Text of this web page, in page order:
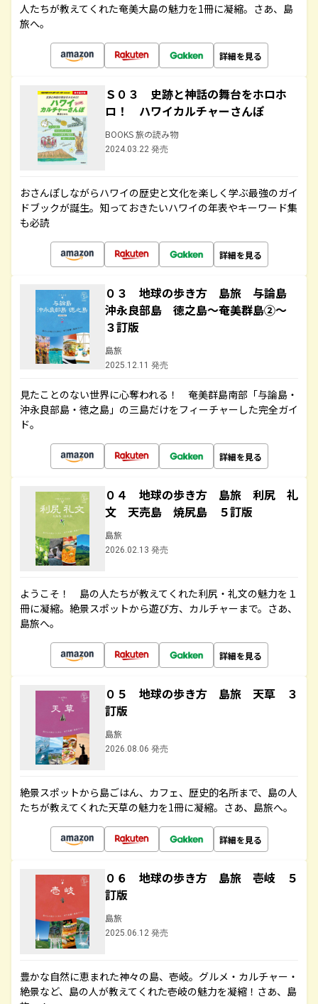
人たちが教えてくれた奄美大島の魅力を1冊に凝縮。さあ、島
旅へ。
詳細を見る
Ｓ０３ 史跡と神話の舞台をホロホ
ロ！ ハワイカルチャーさんぽ
BOOKS 旅の読み物
2024.03.22 発売
おさんぽしながらハワイの歴史と文化を楽しく学ぶ最強のガイ
ドブックが誕生。知っておきたいハワイの年表やキーワード集
も必読
詳細を見る
０３ 地球の歩き方 島旅 与論島
沖永良部島 徳之島～奄美群島②～
３訂版
島旅
2025.12.11 発売
見たことのない世界に心奪われる！ 奄美群島南部「与論島・
沖永良部島・徳之島」の三島だけをフィーチャーした完全ガイ
ド。
詳細を見る
０４ 地球の歩き方 島旅 利尻 礼
文 天売島 焼尻島 ５訂版
島旅
2026.02.13 発売
ようこそ！ 島の人たちが教えてくれた利尻・礼文の魅力を１
冊に凝縮。絶景スポットから遊び方、カルチャーまで。さあ、
島旅へ。
詳細を見る
０５ 地球の歩き方 島旅 天草 ３
訂版
島旅
2026.08.06 発売
絶景スポットから島ごはん、カフェ、歴史的名所まで、島の人
たちが教えてくれた天草の魅力を1冊に凝縮。さあ、島旅へ。
詳細を見る
０６ 地球の歩き方 島旅 壱岐 ５
訂版
島旅
2025.06.12 発売
豊かな自然に恵まれた神々の島、壱岐。グルメ・カルチャー・
絶景など、島の人が教えてくれた壱岐の魅力を凝縮！さあ、島